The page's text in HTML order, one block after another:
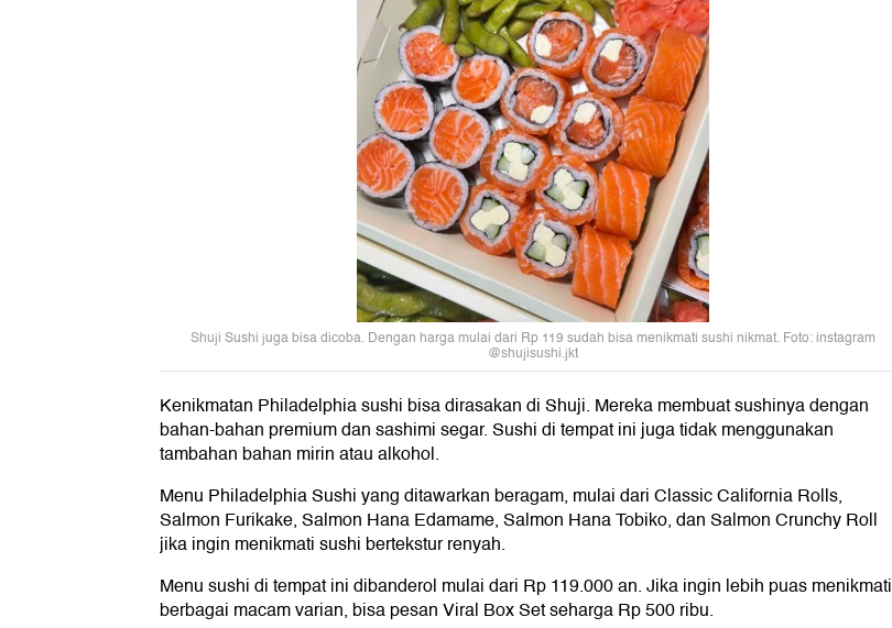
Shuji Sushi juga bisa dicoba. Dengan harga mulai dari Rp 119 sudah bisa menikmati sushi nikmat. Foto: instagram
@shujisushi.jkt
Kenikmatan Philadelphia sushi bisa dirasakan di Shuji. Mereka membuat sushinya dengan
bahan-bahan premium dan sashimi segar. Sushi di tempat ini juga tidak menggunakan
tambahan bahan mirin atau alkohol.
Menu Philadelphia Sushi yang ditawarkan beragam, mulai dari Classic California Rolls,
Salmon Furikake, Salmon Hana Edamame, Salmon Hana Tobiko, dan Salmon Crunchy Roll
jika ingin menikmati sushi bertekstur renyah.
Menu sushi di tempat ini dibanderol mulai dari Rp 119.000 an. Jika ingin lebih puas menikmati
berbagai macam varian, bisa pesan Viral Box Set seharga Rp 500 ribu.